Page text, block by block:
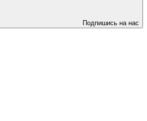
Подпишись на нас